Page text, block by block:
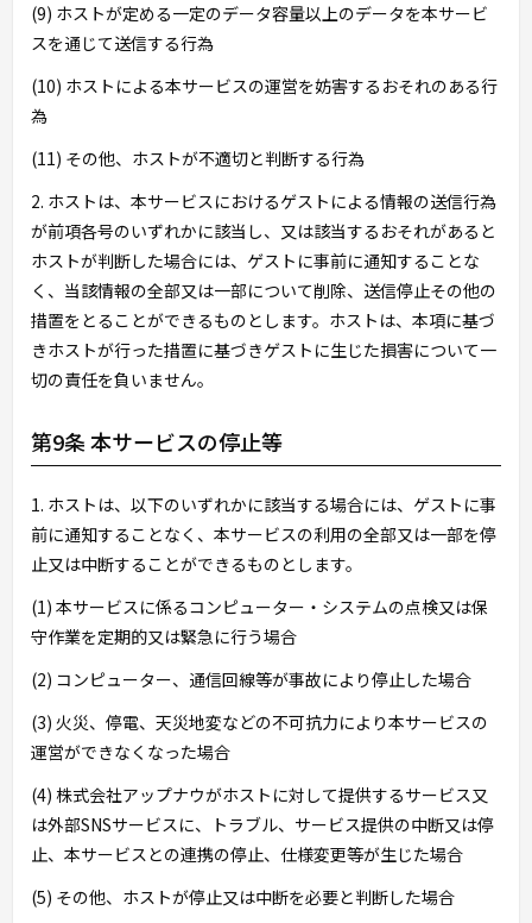
(9) ホストが定める一定のデータ容量以上のデータを本サービ
スを通じて送信する行為
(10) ホストによる本サービスの運営を妨害するおそれのある行
為
(11) その他、ホストが不適切と判断する行為
2. ホストは、本サービスにおけるゲストによる情報の送信行為
が前項各号のいずれかに該当し、又は該当するおそれがあると
ホストが判断した場合には、ゲストに事前に通知することな
く、当該情報の全部又は一部について削除、送信停止その他の
措置をとることができるものとします。ホストは、本項に基づ
きホストが行った措置に基づきゲストに生じた損害について一
切の責任を負いません。
第9条 本サービスの停止等
1. ホストは、以下のいずれかに該当する場合には、ゲストに事
前に通知することなく、本サービスの利用の全部又は一部を停
止又は中断することができるものとします。
(1) 本サービスに係るコンピューター・システムの点検又は保
守作業を定期的又は緊急に行う場合
(2) コンピューター、通信回線等が事故により停止した場合
(3) 火災、停電、天災地変などの不可抗力により本サービスの
運営ができなくなった場合
(4) 株式会社アップナウがホストに対して提供するサービス又
は外部SNSサービスに、トラブル、サービス提供の中断又は停
止、本サービスとの連携の停止、仕様変更等が生じた場合
(5) その他、ホストが停止又は中断を必要と判断した場合